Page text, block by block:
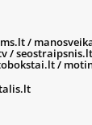
/
/seostraipsnis.lt
/